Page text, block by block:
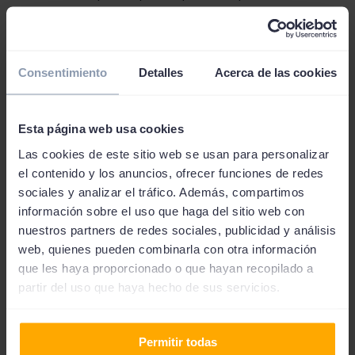
Consentimiento Detalles Acerca de las cookies
Esta página web usa cookies
Las cookies de este sitio web se usan para personalizar
el contenido y los anuncios, ofrecer funciones de redes
sociales y analizar el tráfico. Además, compartimos
información sobre el uso que haga del sitio web con
nuestros partners de redes sociales, publicidad y análisis
web, quienes pueden combinarla con otra información
que les haya proporcionado o que hayan recopilado a
partir del uso que haya hecho de sus servicios.
Permitir todas
por el cual cada propietario aprueba la solicitud del
información. Para ello, la mayoría de entidades
financieras disponen de una herramienta que permite
calcular las cuotas mensuales, así como los intereses y el
total a pagar.
Concretamente, estamos hablando del simulador para
préstamo de comunidad de propietarios. Su uso es muy
sencillo y no compromete a nada. Para utilizarlo tan
solo es necesario acceder al sitio web del de la entidad